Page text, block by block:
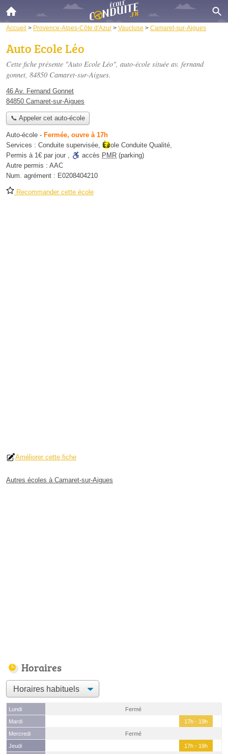
Accueil > Provence-Alpes-Côte d'Azur > Vaucluse > Camaret-sur-Aigues
Auto Ecole Léo
Cette fiche présente "Auto Ecole Léo", auto-école située av. fernand
gonnet, 84850 Camaret-sur-Aigues.
46 Av. Fernand Gonnet
84850 Camaret-sur-Aigues
📞 Appeler cet auto-école
Auto-école - Fermée, ouvre à 17h
Services : Conduite supervisée, École Conduite Qualité,
Permis à 1€ par jour , accès PMR (parking)
Autre permis : AAC
Num. agrément : E0208404210
Recommander cette école
Améliorer cette fiche
Autres écoles à Camaret-sur-Aigues
Horaires
Lundi
Fermé
Mardi
17h - 19h
Mercredi
Fermé
Jeudi
17h - 19h